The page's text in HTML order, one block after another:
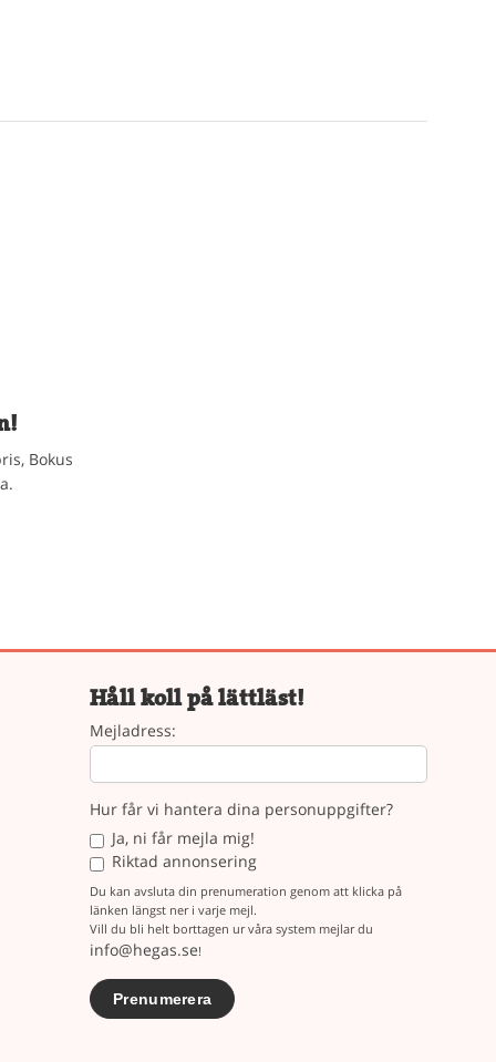
Bokus
Håll koll på lättläst!
Mejladress:
Hur får vi hantera dina personuppgifter?
Ja, ni får mejla mig!
Riktad annonsering
Du kan avsluta din prenumeration genom att klicka på
länken längst ner i varje mejl.
Vill du bli helt borttagen ur våra system mejlar du
info@hegas.se!